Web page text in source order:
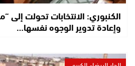
الكنبوري: الانتخابات تحولت إلى
وإعادة تدوير الوجوه نفسها…